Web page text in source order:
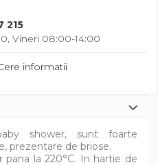
215
Vineri 08:00-14:00
informatii
shower, sunt foarte
prezentare de briose.
la 220°C. In hartie de